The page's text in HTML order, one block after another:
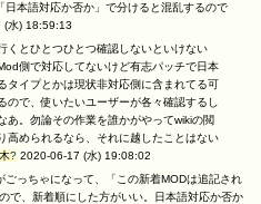
日本語対応か否か」で分けると混乱するので
(水) 18:59:13
くとひとつひとつ確認しないといけない
側で対応してないけど有志パッチで日本
タイプとかは現状非対応側に含まれてる可
ので、使いたいユーザーが各々確認するし
あ。勿論その作業を誰かがやってwikiの閲
高められるなら、それに越したことはない
木? 2020-06-17 (水) 19:08:02
っちゃになって、「この新着MODは追記され
で、新着順にした方がいい。日本語対応か否か